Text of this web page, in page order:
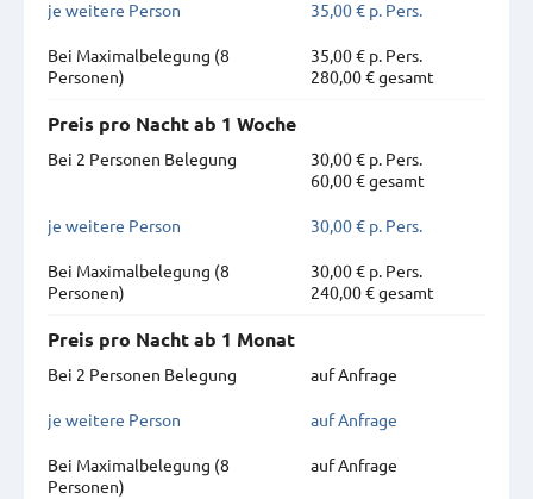
je weitere Person 35,00 € p. Pers.
Bei Maximal­belegung (8
Personen)
35,00 € p. Pers.
280,00 € gesamt
Preis pro Nacht ab 1 Woche
Bei 2 Personen Belegung
30,00 € p. Pers.
60,00 € gesamt
je weitere Person 30,00 € p. Pers.
Bei Maximal­belegung (8
Personen)
30,00 € p. Pers.
240,00 € gesamt
Preis pro Nacht ab 1 Monat
Bei 2 Personen Belegung
auf Anfrage
je weitere Person auf Anfrage
Bei Maximal­belegung (8
Personen)
auf Anfrage